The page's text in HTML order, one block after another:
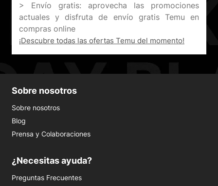
> Envío gratis: aprovecha las promociones
actuales y disfruta de envío gratis Temu en
¡Descubre todas las ofertas Temu del momento!
Sobre nosotros
Sobre nosotros
Blog
Prensa y Colaboraciones
¿Necesitas ayuda?
Preguntas Frecuentes